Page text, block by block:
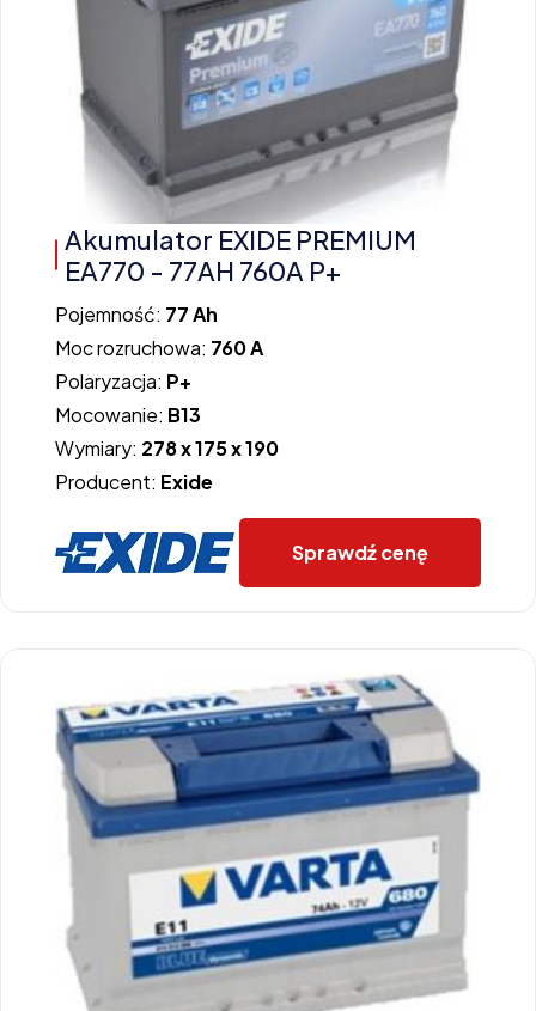
Akumulator EXIDE PREMIUM
EA770 - 77AH 760A P+
Pojemność: 77 Ah
Moc rozruchowa: 760 A
Polaryzacja: P+
Mocowanie: B13
Wymiary: 278 x 175 x 190
Producent: Exide
Sprawdź cenę